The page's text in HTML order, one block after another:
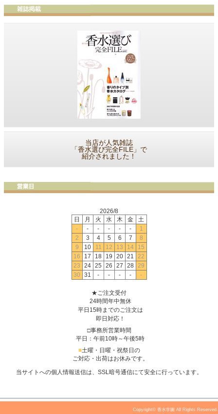
当店が人気雑誌
「香水選び完全FILE」で
紹介されました！
2026/8
日
月 火 水 木 金
土
-
- - - - -
1
2
3 4 5 6 7
8
9
10 11 12 13 14
15
16
17 18 19 20 21
22
23
24 25 26 27 28
29
30
31 - - - - -
★ご注文受付
24時間年中無休
平日15時までのご注文は
即日対応！
□事務所営業時間
平日：午前10時～午後5時
■土曜・日曜・祝祭日の
ご対応・出荷はお休みです。
当サイトへの個人情報送信は、SSL暗号通信にて安全に行っています。
Copyright© 香水学園 All Rights Reserved.